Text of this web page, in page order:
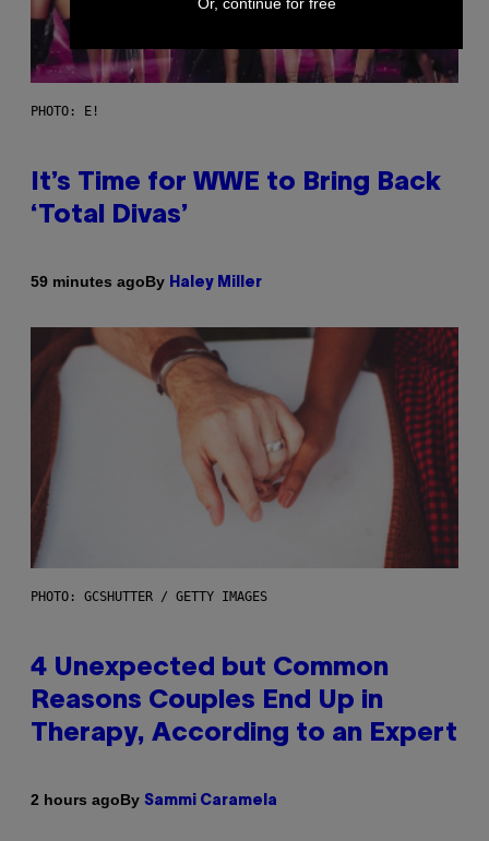
PHOTO: E!
It’s Time for WWE to Bring Back
‘Total Divas’
59 minutes agoBy Haley Miller
PHOTO: GCSHUTTER / GETTY IMAGES
4 Unexpected but Common
Reasons Couples End Up in
Therapy, According to an Expert
2 hours agoBy Sammi Caramela